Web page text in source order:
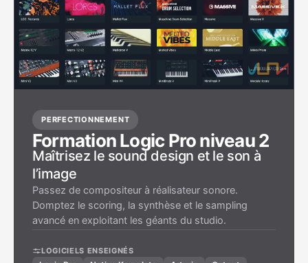
PERFECTIONNEMENT
Formation Logic Pro niveau 2
Maîtrisez le sound design et le son à
l’image
Passez de compositeur à réalisateur sonore.
Domptez le scoring, la synthèse et le sampling
avancé en exploitant les géants du studio.
LOGICIELS ENSEIGNÉS